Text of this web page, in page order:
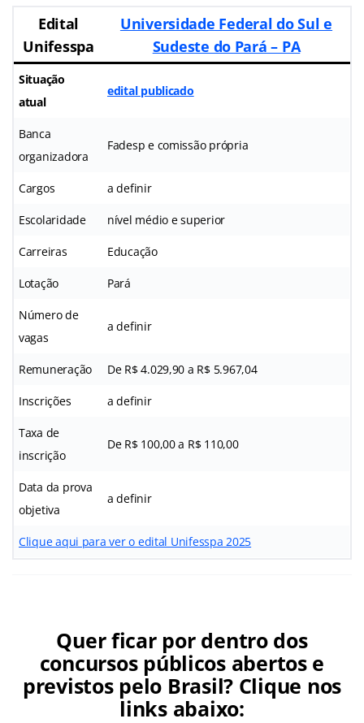
Edital
Unifesspa
Universidade Federal do Sul e
Sudeste do Pará – PA
Situação
atual
edital publicado
Banca
organizadora
Fadesp e comissão própria
Cargos a definir
Escolaridade nível médio e superior
Carreiras Educação
Lotação Pará
Número de
vagas
a definir
Remuneração De R$ 4.029,90 a R$ 5.967,04
Inscrições a definir
Taxa de
inscrição
De R$ 100,00 a R$ 110,00
Data da prova
objetiva
a definir
Clique aqui para ver o edital Unifesspa 2025
Quer ficar por dentro dos
concursos públicos abertos e
previstos pelo Brasil? Clique nos
links abaixo: